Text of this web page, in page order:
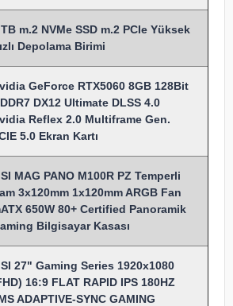
m.2 NVMe SSD m.2 PCIe Yüksek
Depolama Birimi
GeForce RTX5060 8GB 128Bit
DX12 Ultimate DLSS 4.0
Reflex 2.0 Multiframe Gen.
5.0 Ekran Kartı
MAG PANO M100R PZ Temperli
3x120mm 1x120mm ARGB Fan
650W 80+ Certified Panoramik
Bilgisayar Kasası
27" Gaming Series 1920x1080
16:9 FLAT RAPID IPS 180HZ
ADAPTIVE-SYNC GAMING